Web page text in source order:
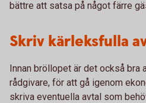
bättre att satsa på något färre
Skriv kärleksfulla
Innan bröllopet är det också bra
rådgivare, för att gå igenom
skriva eventuella avtal som